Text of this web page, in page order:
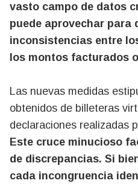
vasto campo de datos
puede aprovechar para
inconsistencias entre
los montos facturados
Las nuevas medidas
obtenidos de billeteras
declaraciones realizadas
Este cruce minucioso
de discrepancias. Si
cada incongruencia